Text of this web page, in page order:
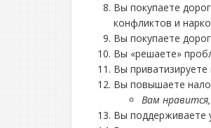
Вы покупаете
конфликтов и
Вы покупаете
Вы «решаете»
Вы
Вы повышаете
Вам
Вы поддерживаете